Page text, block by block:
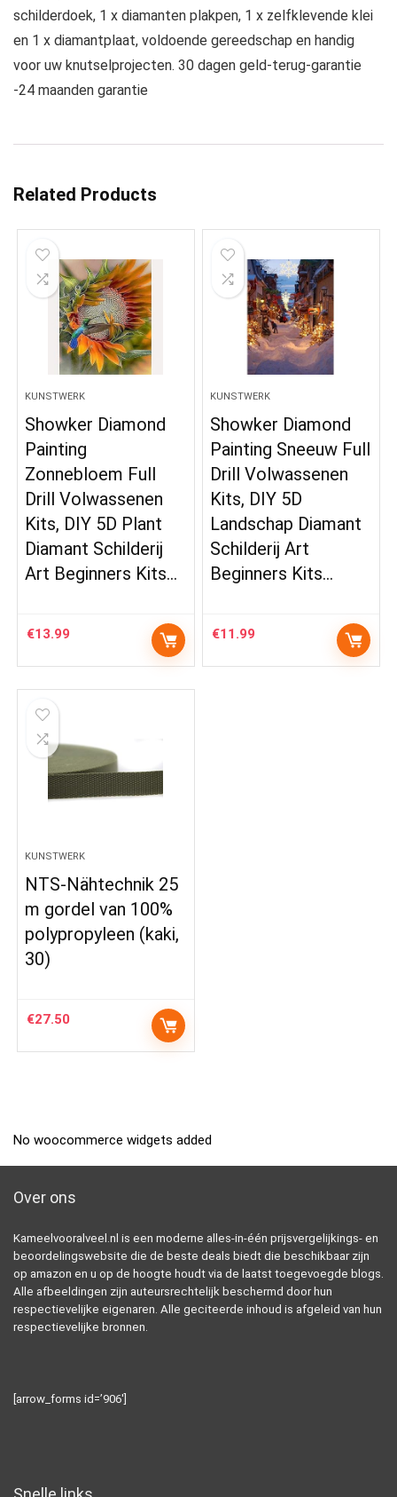
schilderdoek, 1 x diamanten plakpen, 1 x zelfklevende klei
en 1 x diamantplaat, voldoende gereedschap en handig
voor uw knutselprojecten. 30 dagen geld-terug-garantie
-24 maanden garantie
Related Products
KUNSTWERK
Showker Diamond
Painting
Zonnebloem Full
Drill Volwassenen
Kits, DIY 5D Plant
Diamant Schilderij
Art Beginners Kits…
€13.99
KUNSTWERK
Showker Diamond
Painting Sneeuw Full
Drill Volwassenen
Kits, DIY 5D
Landschap Diamant
Schilderij Art
Beginners Kits…
€11.99
KUNSTWERK
NTS-Nähtechnik 25
m gordel van 100%
polypropyleen (kaki,
30)
€27.50
No woocommerce widgets added
Over ons
Kameelvooralveel.nl is een moderne alles-in-één prijsvergelijkings- en
beoordelingswebsite die de beste deals biedt die beschikbaar zijn
op amazon en u op de hoogte houdt via de laatst toegevoegde blogs.
Alle afbeeldingen zijn auteursrechtelijk beschermd door hun
respectievelijke eigenaren. Alle geciteerde inhoud is afgeleid van hun
respectievelijke bronnen.
[arrow_forms id=’906′]